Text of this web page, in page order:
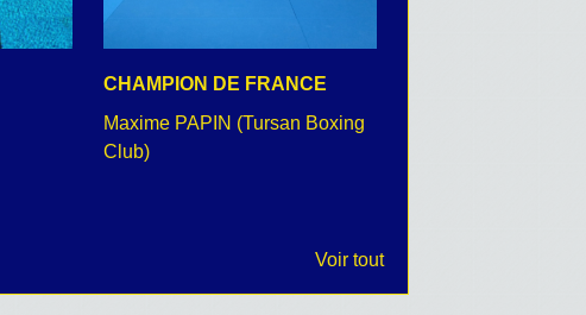
CHAMPION DE FRANCE
Maxime PAPIN (Tursan Boxing
Club)
Voir tout